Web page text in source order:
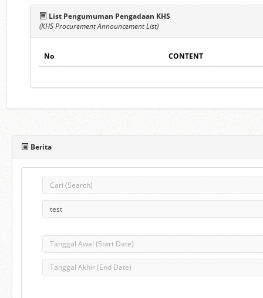
List Pengumuman Pengadaan KHS
(KHS Procurement Announcement List)
No CONTENT
Berita